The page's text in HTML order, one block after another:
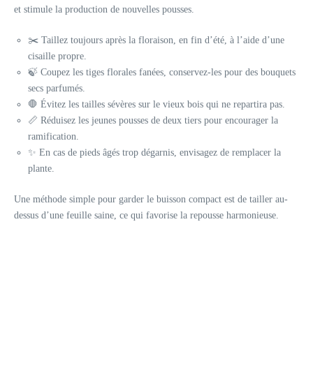
et stimule la production de nouvelles pousses.
✂️ Taillez toujours après la floraison, en fin d’été, à l’aide d’une
cisaille propre.
🍃 Coupez les tiges florales fanées, conservez-les pour des bouquets
secs parfumés.
🛑 Évitez les tailles sévères sur le vieux bois qui ne repartira pas.
📏 Réduisez les jeunes pousses de deux tiers pour encourager la
ramification.
✨ En cas de pieds âgés trop dégarnis, envisagez de remplacer la
plante.
Une méthode simple pour garder le buisson compact est de tailler au-
dessus d’une feuille saine, ce qui favorise la repousse harmonieuse.